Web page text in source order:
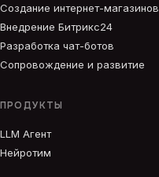
Создание интернет-магазинов
Внедрение Битрикс24
Разработка чат-ботов
Сопровождение и развитие
ПРОДУКТЫ
LLM Агент
Нейротим